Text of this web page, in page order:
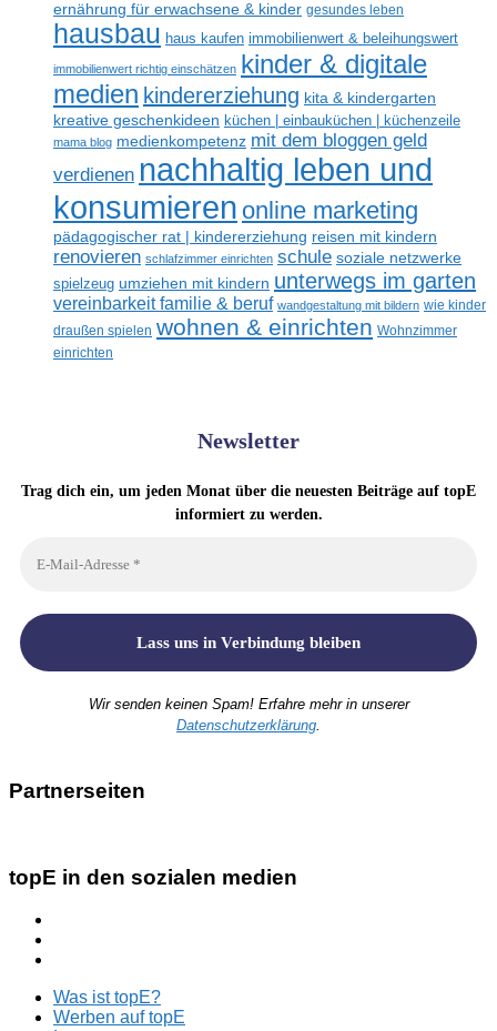
ernährung für erwachsene & kinder gesundes leben
hausbau haus kaufen immobilienwert & beleihungswert
immobilienwert richtig einschätzen kinder & digitale
medien kindererziehung kita & kindergarten
kreative geschenkideen küchen | einbauküchen | küchenzeile
mama blog medienkompetenz mit dem bloggen geld
verdienen nachhaltig leben und
konsumieren online marketing
pädagogischer rat | kindererziehung reisen mit kindern
renovieren schlafzimmer einrichten schule soziale netzwerke
spielzeug umziehen mit kindern unterwegs im garten
vereinbarkeit familie & beruf wandgestaltung mit bildern wie kinder
draußen spielen wohnen & einrichten Wohnzimmer
einrichten
Newsletter
Trag dich ein, um jeden Monat über die neuesten Beiträge auf topE
informiert zu werden.
Wir senden keinen Spam! Erfahre mehr in unserer
Datenschutzerklärung.
Partnerseiten
topE in den sozialen medien
Was ist topE?
Werben auf topE